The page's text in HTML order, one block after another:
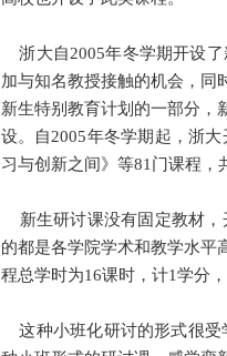
浙大自2005年冬学期开设了
加与知名教授接触的机会，同
新生特别教育计划的一部分，
设。自2005年冬学期起，浙
习与创新之间》等81门课程，
新生研讨课没有固定教材，
的都是各学院学术和教学水平
程总学时为16课时，计1学分
这种小班化研讨的形式很受